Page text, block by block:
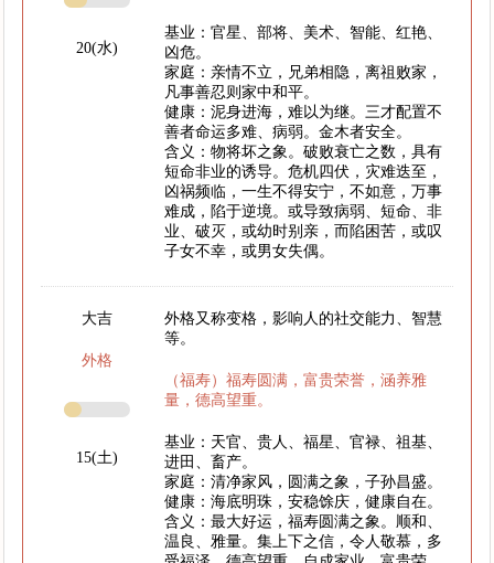
20(水)
基业：官星、部将、美术、智能、红艳、
凶危。
家庭：亲情不立，兄弟相隐，离祖败家，
凡事善忍则家中和平。
健康：泥身进海，难以为继。三才配置不
善者命运多难、病弱。金木者安全。
含义：物将坏之象。破败衰亡之数，具有
短命非业的诱导。危机四伏，灾难迭至，
凶祸频临，一生不得安宁，不如意，万事
难成，陷于逆境。或导致病弱、短命、非
业、破灭，或幼时别亲，而陷困苦，或叹
子女不幸，或男女失偶。
大吉
外格
15(土)
外格又称变格，影响人的社交能力、智慧
等。
（福寿）福寿圆满，富贵荣誉，涵养雅
量，德高望重。
基业：天官、贵人、福星、官禄、祖基、
进田、畜产。
家庭：清净家风，圆满之象，子孙昌盛。
健康：海底明珠，安稳馀庆，健康自在。
含义：最大好运，福寿圆满之象。顺和、
温良、雅量。集上下之信，令人敬慕，多